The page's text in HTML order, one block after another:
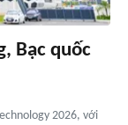
Bạc quốc
2026, với